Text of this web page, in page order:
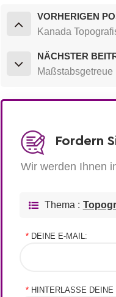
VORHERIGEN
Kanada
NÄCHSTER
Fordern
Wir werden Ihnen
Thema :
*DEINE E-MAIL:
*HINTERLASSE DEINE